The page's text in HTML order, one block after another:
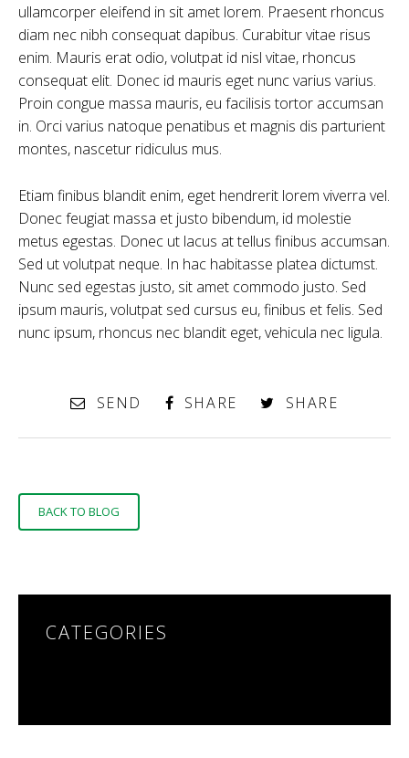
ullamcorper eleifend in sit amet lorem. Praesent rhoncus
diam nec nibh consequat dapibus. Curabitur vitae risus
enim. Mauris erat odio, volutpat id nisl vitae, rhoncus
consequat elit. Donec id mauris eget nunc varius varius.
Proin congue massa mauris, eu facilisis tortor accumsan
in. Orci varius natoque penatibus et magnis dis parturient
montes, nascetur ridiculus mus.
Etiam finibus blandit enim, eget hendrerit lorem viverra vel.
Donec feugiat massa et justo bibendum, id molestie
metus egestas. Donec ut lacus at tellus finibus accumsan.
Sed ut volutpat neque. In hac habitasse platea dictumst.
Nunc sed egestas justo, sit amet commodo justo. Sed
ipsum mauris, volutpat sed cursus eu, finibus et felis. Sed
nunc ipsum, rhoncus nec blandit eget, vehicula nec ligula.
SEND SHARE SHARE
BACK TO BLOG
CATEGORIES